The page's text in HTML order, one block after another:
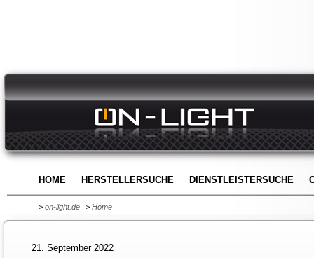
HOME HERSTELLERSUCHE DIENSTLEISTERSUCHE
> on-light.de > Home
21. September 2022